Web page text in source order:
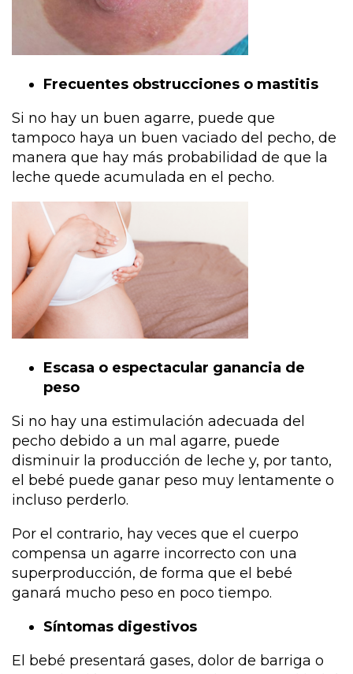
Frecuentes obstrucciones o mastitis
Si no hay un buen agarre, puede que
tampoco haya un buen vaciado del pecho, de
manera que hay más probabilidad de que la
leche quede acumulada en el pecho.
Escasa o espectacular ganancia de
peso
Si no hay una estimulación adecuada del
pecho debido a un mal agarre, puede
disminuir la producción de leche y, por tanto,
el bebé puede ganar peso muy lentamente o
incluso perderlo.
Por el contrario, hay veces que el cuerpo
compensa un agarre incorrecto con una
superproducción, de forma que el bebé
ganará mucho peso en poco tiempo.
Síntomas digestivos
El bebé presentará gases, dolor de barriga o